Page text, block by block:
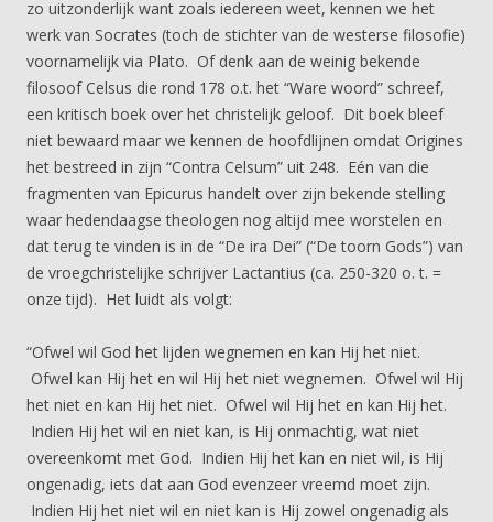
zo uitzonderlijk want zoals iedereen weet, kennen we het
werk van Socrates (toch de stichter van de westerse filosofie)
voornamelijk via Plato. Of denk aan de weinig bekende
filosoof Celsus die rond 178 o.t. het “Ware woord” schreef,
een kritisch boek over het christelijk geloof. Dit boek bleef
niet bewaard maar we kennen de hoofdlijnen omdat Origines
het bestreed in zijn “Contra Celsum” uit 248. Eén van die
fragmenten van Epicurus handelt over zijn bekende stelling
waar hedendaagse theologen nog altijd mee worstelen en
dat terug te vinden is in de “De ira Dei” (“De toorn Gods”) van
de vroegchristelijke schrijver Lactantius (ca. 250-320 o. t. =
onze tijd). Het luidt als volgt:
“Ofwel wil God het lijden wegnemen en kan Hij het niet.
Ofwel kan Hij het en wil Hij het niet wegnemen. Ofwel wil Hij
het niet en kan Hij het niet. Ofwel wil Hij het en kan Hij het.
Indien Hij het wil en niet kan, is Hij onmachtig, wat niet
overeenkomt met God. Indien Hij het kan en niet wil, is Hij
ongenadig, iets dat aan God evenzeer vreemd moet zijn.
Indien Hij het niet wil en niet kan is Hij zowel ongenadig als